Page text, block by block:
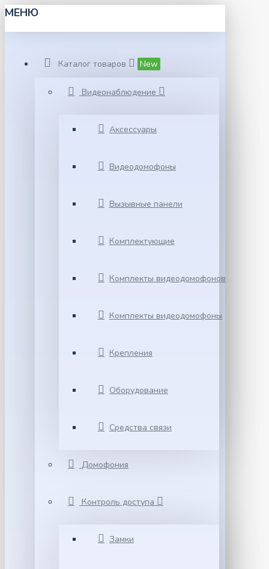
МЕНЮ
Каталог товаров New
Видеонаблюдение
Аксессуары
Видеодомофоны
Вызывные панели
Комплектующие
Комплекты видеодомофонов
Комплекты видеодомофоны
Крепления
Оборудование
Средства связи
Домофония
Контроль доступа
Замки